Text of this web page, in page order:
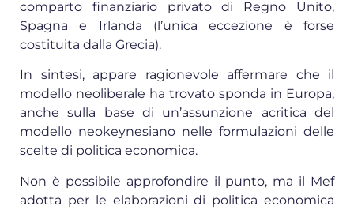
comparto finanziario privato di Regno Unito,
Spagna e Irlanda (l’unica eccezione è forse
costituita dalla Grecia).
In sintesi, appare ragionevole affermare che il
modello neoliberale ha trovato sponda in Europa,
anche sulla base di un’assunzione acritica del
modello neokeynesiano nelle formulazioni delle
scelte di politica economica.
Non è possibile approfondire il punto, ma il Mef
adotta per le elaborazioni di politica economica